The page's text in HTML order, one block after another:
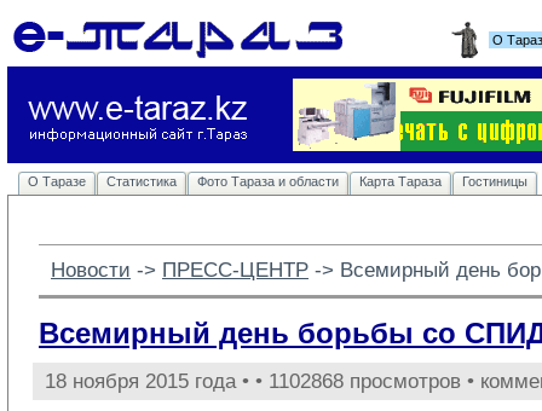
О
О Таразе Статистика Фото Тараза и области Карта Тараза Гостиницы
Новости -> ПРЕСС-ЦЕНТР -> Всемирный день
Всемирный день борьбы со
18 ноября 2015 года • • 1102868 просмотров •